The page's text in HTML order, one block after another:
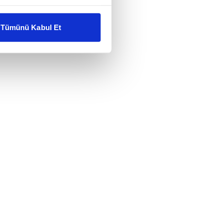
gösterilmeyecektir."
kullanılmaktadır. Bu
ve sizlere yönelik
Tümünü Kabul Et